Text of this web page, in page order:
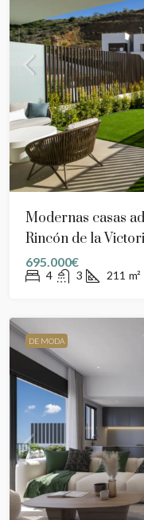
Modernas casas
Rincón de la
695.000€
4 3 211 m²
DE MODA